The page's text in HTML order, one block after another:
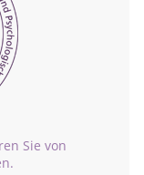
Sie von